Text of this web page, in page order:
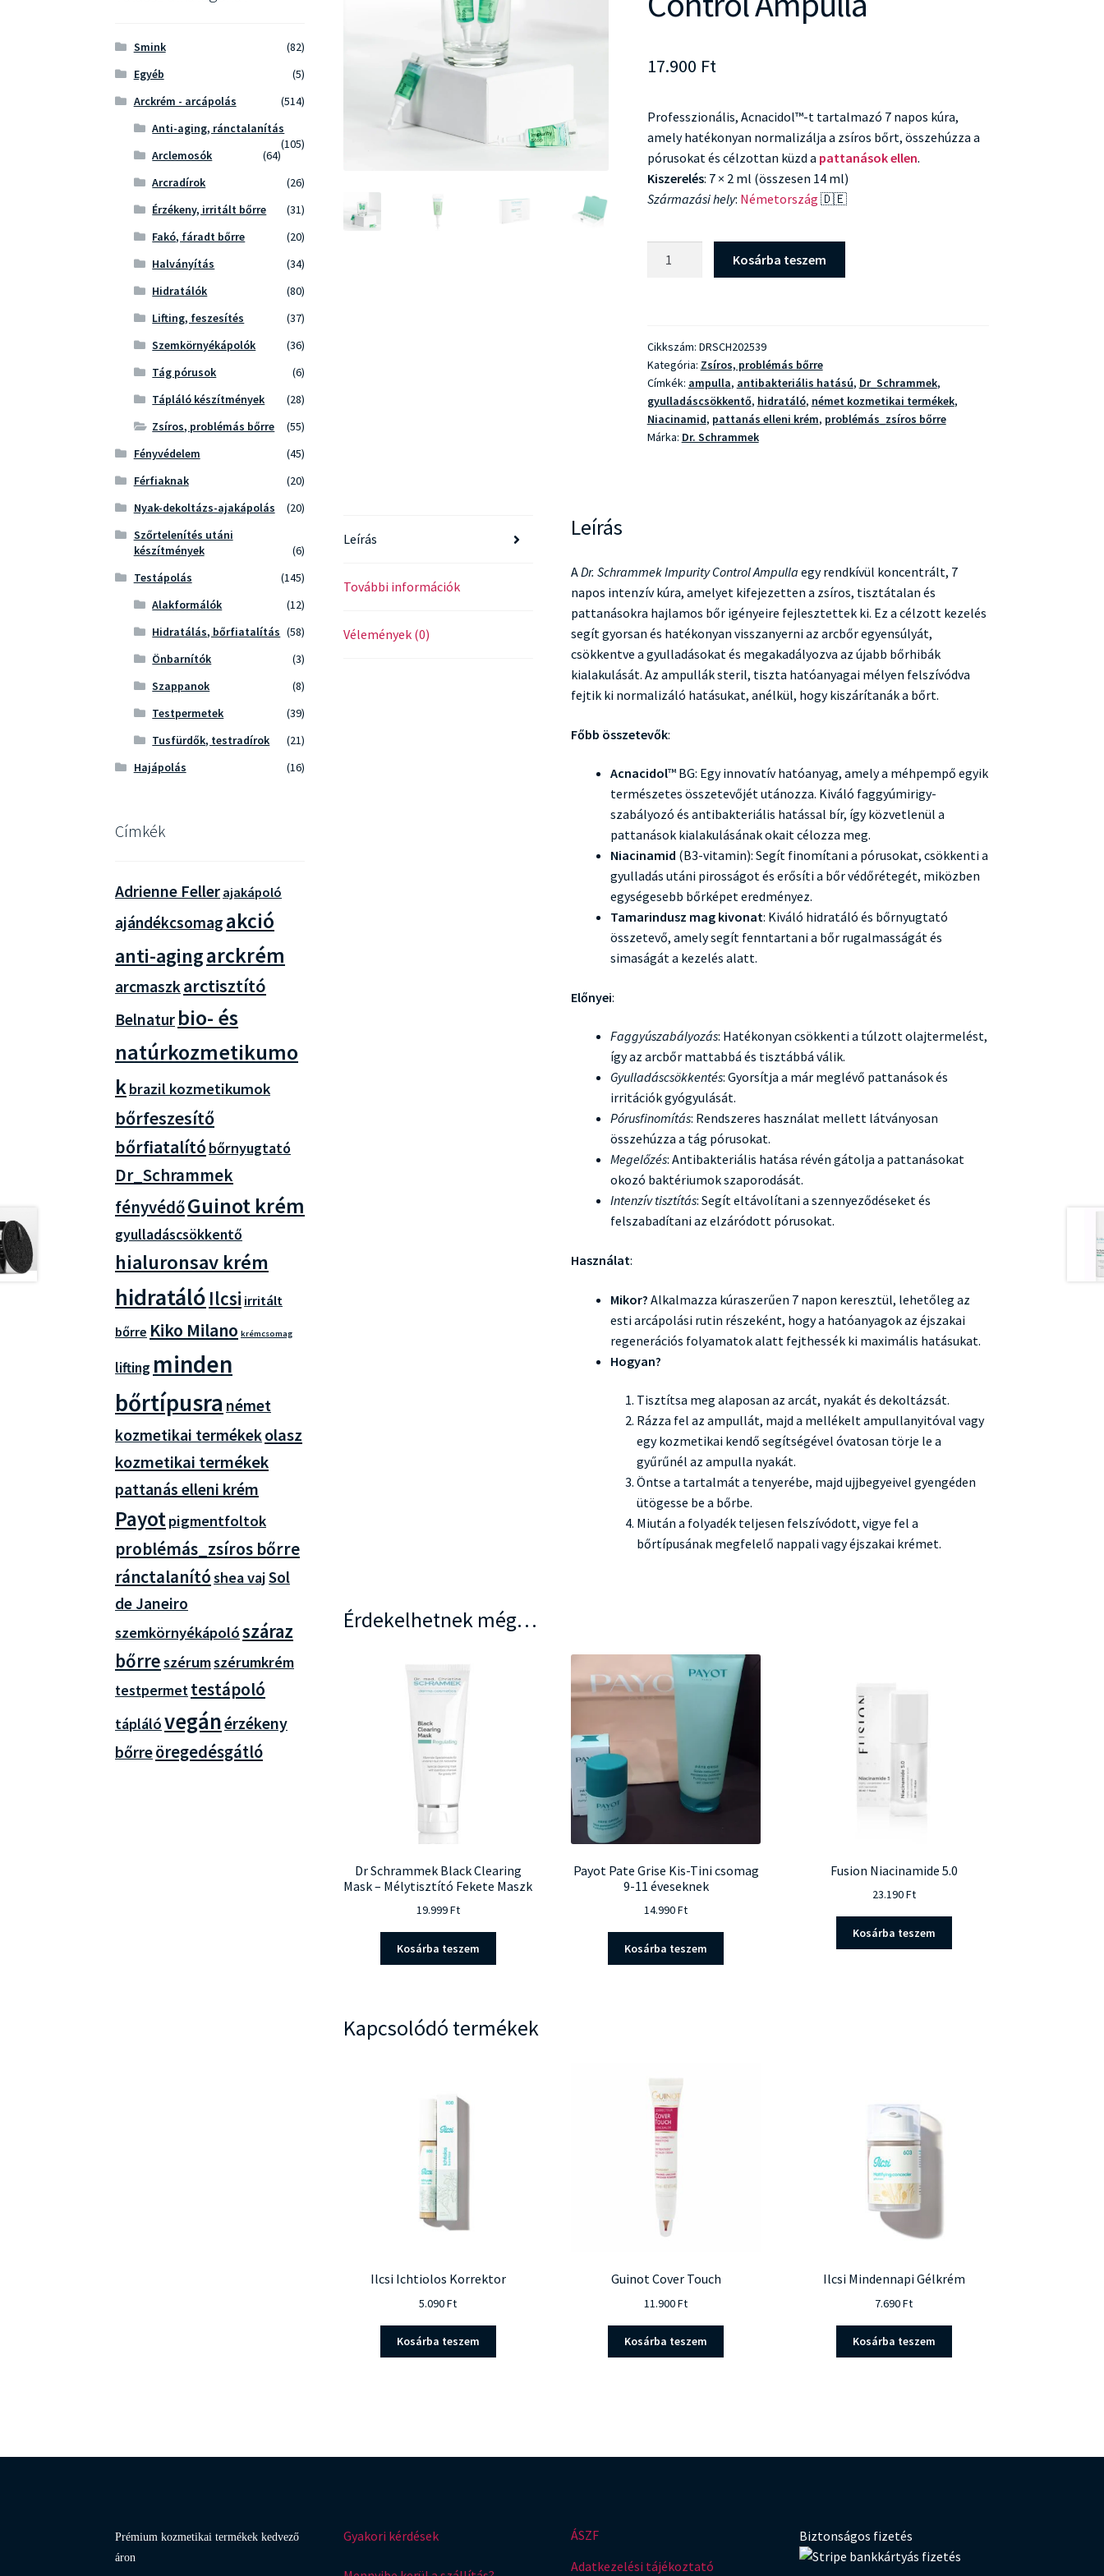
17.900 Ft
Professzionális, Acnacidol™-t tartalmazó 7 napos kúra,
amely hatékonyan normalizálja a zsíros bőrt, összehúzza a
pórusokat és célzottan küzd a pattanások ellen.
Kiszerelés: 7 × 2 ml (összesen 14 ml)
Származási hely: Németország 🇩🇪
mennyiség
Kosárba teszem
Cikkszám: DRSCH202539
Kategória: Zsíros, problémás bőrre
Címkék: ampulla, antibakteriális hatású, Dr_Schrammek,
gyulladáscsökkentő, hidratáló, német kozmetikai termékek,
Niacinamid, pattanás elleni krém, problémás_zsíros bőrre
Márka: Dr. Schrammek
Leírás
További információk
Vélemények (0)
Leírás
ADr. Schrammek Impurity Control Ampulla egy rendkívül koncentrált, 7
napos intenzív kúra, amelyet kifejezetten a zsíros, tisztátalan és
pattanásokra hajlamos bőr igényeire fejlesztettek ki. Ez a célzott kezelés
segít gyorsan és hatékonyan visszanyerni az arcbőr egyensúlyát,
csökkentve a gyulladásokat és megakadályozva az újabb bőrhibák
kialakulását. Az ampullák steril, tiszta hatóanyagai mélyen felszívódva
fejtik ki normalizáló hatásukat, anélkül, hogy kiszárítanák a bőrt.
Főbb összetevők:
Acnacidol™ BG: Egy innovatív hatóanyag, amely a méhpempő egyik
természetes összetevőjét utánozza. Kiváló faggyúmirigy-
szabályozó és antibakteriális hatással bír, így közvetlenül a
pattanások kialakulásának okait célozza meg.
Niacinamid (B3-vitamin): Segít finomítani a pórusokat, csökkenti a
gyulladás utáni pirosságot és erősíti a bőr védőrétegét, miközben
egységesebb bőrképet eredményez.
Tamarindusz mag kivonat: Kiváló hidratáló és bőrnyugtató
összetevő, amely segít fenntartani a bőr rugalmasságát és
simaságát a kezelés alatt.
Előnyei:
Faggyúszabályozás: Hatékonyan csökkenti a túlzott olajtermelést,
így az arcbőr mattabbá és tisztábbá válik.
Gyulladáscsökkentés: Gyorsítja a már meglévő pattanások és
irritációk gyógyulását.
Pórusfinomítás: Rendszeres használat mellett látványosan
összehúzza a tág pórusokat.
Megelőzés: Antibakteriális hatása révén gátolja a pattanásokat
okozó baktériumok szaporodását.
Intenzív tisztítás: Segít eltávolítani a szennyeződéseket és
felszabadítani az elzáródott pórusokat.
Használat:
Mikor? Alkalmazza kúraszerűen 7 napon keresztül, lehetőleg az
esti arcápolási rutin részeként, hogy a hatóanyagok az éjszakai
regenerációs folyamatok alatt fejthessék ki maximális hatásukat.
Hogyan?
Tisztítsa meg alaposan az arcát, nyakát és dekoltázsát.
Rázza fel az ampullát, majd a mellékelt ampullanyitóval vagy
egy kozmetikai kendő segítségével óvatosan törje le a
gyűrűnél az ampulla nyakát.
Öntse a tartalmát a tenyerébe, majd ujjbegyeivel gyengéden
ütögesse be a bőrbe.
Miután a folyadék teljesen felszívódott, vigye fel a
bőrtípusának megfelelő nappali vagy éjszakai krémet.
Érdekelhetnek még…
Dr Schrammek Black Clearing
Mask – Mélytisztító Fekete Maszk
19.999Ft
Kosárba teszem
Payot Pate Grise Kis-Tini csomag
9-11 éveseknek
14.990Ft
Kosárba teszem
Fusion Niacinamide 5.0
23.190Ft
Kosárba teszem
Kapcsolódó termékek
Ilcsi Ichtiolos Korrektor
5.090Ft
Kosárba teszem
Guinot Cover Touch
11.900Ft
Kosárba teszem
Ilcsi Mindennapi Gélkrém
7.690Ft
Kosárba teszem
Smink
(82)
Egyéb
(5)
Arckrém - arcápolás
(514)
Anti-aging, ránctalanítás
(105)
Arclemosók
(64)
Arcradírok
(26)
Érzékeny, irritált bőrre
(31)
Fakó, fáradt bőrre
(20)
Halványítás
(34)
Hidratálók
(80)
Lifting, feszesítés
(37)
Szemkörnyékápolók
(36)
Tág pórusok
(6)
Tápláló készítmények
(28)
Zsíros, problémás bőrre
(55)
Fényvédelem
(45)
Férfiaknak
(20)
Nyak-dekoltázs-ajakápolás
(20)
Szőrtelenítés utáni
készítmények
(6)
Testápolás
(145)
Alakformálók
(12)
Hidratálás, bőrfiatalítás (58)
Önbarnítók
(3)
Szappanok
(8)
Testpermetek
(39)
Tusfürdők, testradírok
(21)
Hajápolás
(16)
Címkék
Adrienne Feller ajakápoló
ajándékcsomag akció
anti-agingarckrém
arcmaszkarctisztító
Belnatur bio- és
natúrkozmetikumo
kbrazil kozmetikumok
bőrfeszesítő
bőrfiatalító bőrnyugtató
Dr_Schrammek
fényvédőGuinot krém
gyulladáscsökkentő
hialuronsav krém
hidratáló Ilcsi irritált
bőrre Kiko Milano krémcsomag
lifting minden
bőrtípusra német
kozmetikai termékekolasz
kozmetikai termékek
pattanás elleni krém
Payotpigmentfoltok
problémás_zsíros bőrre
ránctalanítóshea vajSol
de Janeiro
szemkörnyékápolószáraz
bőrreszérumszérumkrém
testpermettestápoló
táplálóvegánérzékeny
bőrreöregedésgátló
Prémium kozmetikai termékek kedvező
áron
Gyakori kérdések
ÁSZF
Adatkezelési tájékoztató
Biztonságos fizetés